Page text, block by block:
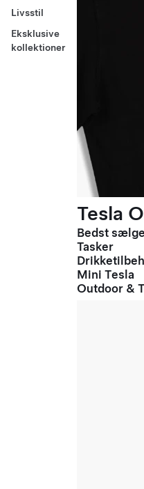
Livsstil
Eksklusive
kollektioner
Tesla
Bedst
Tasker
Mini Tesla
Outdoor &